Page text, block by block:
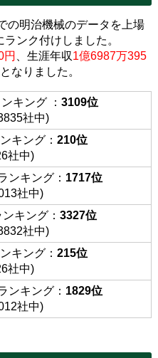
の明治機械のデータを上場
ンク付けしました。
円 、生涯年収1億6987万395
なりました。
キング ： 3109位
社中)
キング：210位
社中)
ンキング： 1717位
社中)
キング： 3327位
社中)
キング：215位
社中)
ンキング： 1829位
社中)